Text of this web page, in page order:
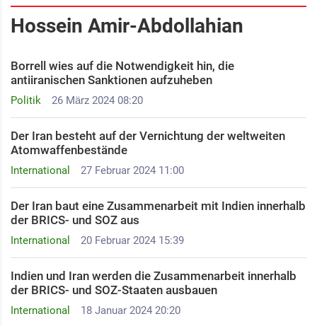
Hossein Amir-Abdollahian
Politik 26 März 2024 08:20
Borrell wies auf die Notwendigkeit hin, die
antiiranischen Sanktionen aufzuheben
International 27 Februar 2024 11:00
Der Iran besteht auf der Vernichtung der weltweiten
Atomwaffenbestände
International 20 Februar 2024 15:39
Der Iran baut eine Zusammenarbeit mit Indien innerhalb
der BRICS- und SOZ aus
International 18 Januar 2024 20:20
Indien und Iran werden die Zusammenarbeit innerhalb
der BRICS- und SOZ-Staaten ausbauen ​